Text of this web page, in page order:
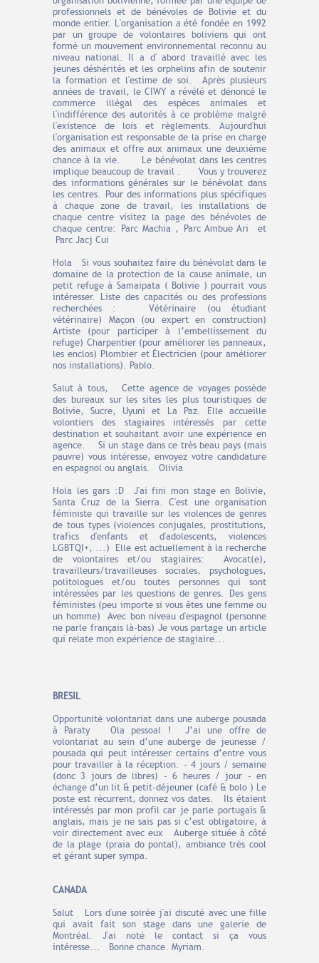
professionnels et de bénévoles de Bolivie et du
monde entier. L'organisation a été fondée en 1992
par un groupe de volontaires boliviens qui ont
formé un mouvement environnemental reconnu au
niveau national. Il a d' abord travaillé avec les
jeunes déshérités et les orphelins afin de soutenir
la formation et l'estime de soi. Après plusieurs
années de travail, le CIWY a révélé et dénoncé le
commerce illégal des espèces animales et
l'indifférence des autorités à ce problème malgré
l'existence de lois et règlements. Aujourd'hui
l'organisation est responsable de la prise en charge
des animaux et offre aux animaux une deuxième
chance à la vie. Le bénévolat dans les centres
implique beaucoup de travail . Vous y trouverez
des informations générales sur le bénévolat dans
les centres. Pour des informations plus spécifiques
à chaque zone de travail, les installations de
chaque centre visitez la page des bénévoles de
chaque centre: Parc Machia , Parc Ambue Ari et
Parc Jacj Cui
Hola Si vous souhaitez faire du bénévolat dans le
domaine de la protection de la cause animale, un
petit refuge à Samaipata ( Bolivie ) pourrait vous
intéresser. Liste des capacités ou des professions
recherchées : Vétérinaire (ou étudiant
vétérinaire) Maçon (ou expert en construction)
Artiste (pour participer à l’embellissement du
refuge) Charpentier (pour améliorer les panneaux,
les enclos) Plombier et Électricien (pour améliorer
nos installations). Pablo.
Salut à tous, Cette agence de voyages possède
des bureaux sur les sites les plus touristiques de
Bolivie, Sucre, Uyuni et La Paz. Elle accueille
volontiers des stagiaires intéressés par cette
destination et souhaitant avoir une expérience en
agence. Si un stage dans ce très beau pays (mais
pauvre) vous intéresse, envoyez votre candidature
en espagnol ou anglais. Olivia
Hola les gars :D J'ai fini mon stage en Bolivie,
Santa Cruz de la Sierra. C'est une organisation
féministe qui travaille sur les violences de genres
de tous types (violences conjugales, prostitutions,
trafics d'enfants et d'adolescents, violences
LGBTQI+, ...) Elle est actuellement à la recherche
de volontaires et/ou stagiaires: Avocat(e),
travailleurs/travailleuses sociales, psychologues,
politologues et/ou toutes personnes qui sont
intéressées par les questions de genres. Des gens
féministes (peu importe si vous êtes une femme ou
un homme) Avec bon niveau d'espagnol (personne
ne parle français là-bas) Je vous partage un article
qui relate mon expérience de stagiaire...
BRESIL
Opportunité volontariat dans une auberge pousada
à Paraty Ola pessoal ! J’ai une offre de
volontariat au sein d’une auberge de jeunesse /
pousada qui peut intéresser certains d’entre vous
pour travailler à la réception. - 4 jours / semaine
(donc 3 jours de libres) - 6 heures / jour - en
échange d’un lit & petit-déjeuner (café & bolo ) Le
poste est récurrent, donnez vos dates. Ils étaient
intéressés par mon profil car je parle portugais &
anglais, mais je ne sais pas si c’est obligatoire, à
voir directement avec eux Auberge située à côté
de la plage (praia do pontal), ambiance très cool
et gérant super sympa.
CANADA
Salut Lors d'une soirée j'ai discuté avec une fille
qui avait fait son stage dans une galerie de
Montréal. J'ai noté le contact si ça vous
intéresse... Bonne chance. Myriam.